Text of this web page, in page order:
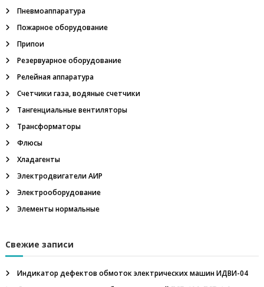
Пневмоаппаратура
Пожарное оборудование
Припои
Резервуарное оборудование
Релейная аппаратура
Счетчики газа, водяные счетчики
Тангенциальные вентиляторы
Трансформаторы
Флюсы
Хладагенты
Электродвигатели АИР
Электрооборудование
Элементы нормальные
Свежие записи
Индикатор дефектов обмоток электрических машин ИДВИ-04